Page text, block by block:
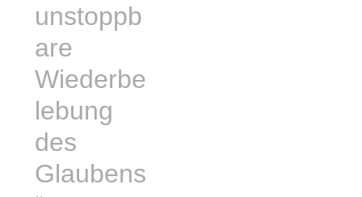
unstoppb
are
Wiederbe
lebung
des
Glaubens